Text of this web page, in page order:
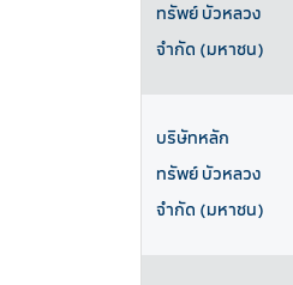
ทรัพย์ บัวหลวง
จำกัด (มหาชน)
บริษัทหลัก
ทรัพย์ บัวหลวง
จำกัด (มหาชน)